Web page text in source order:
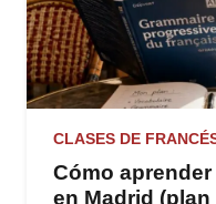
CLASES DE
Cómo
en Madrid